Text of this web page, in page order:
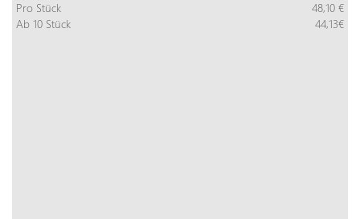
Pro Stück
48,10 €
Ab 10 Stück
44,13€